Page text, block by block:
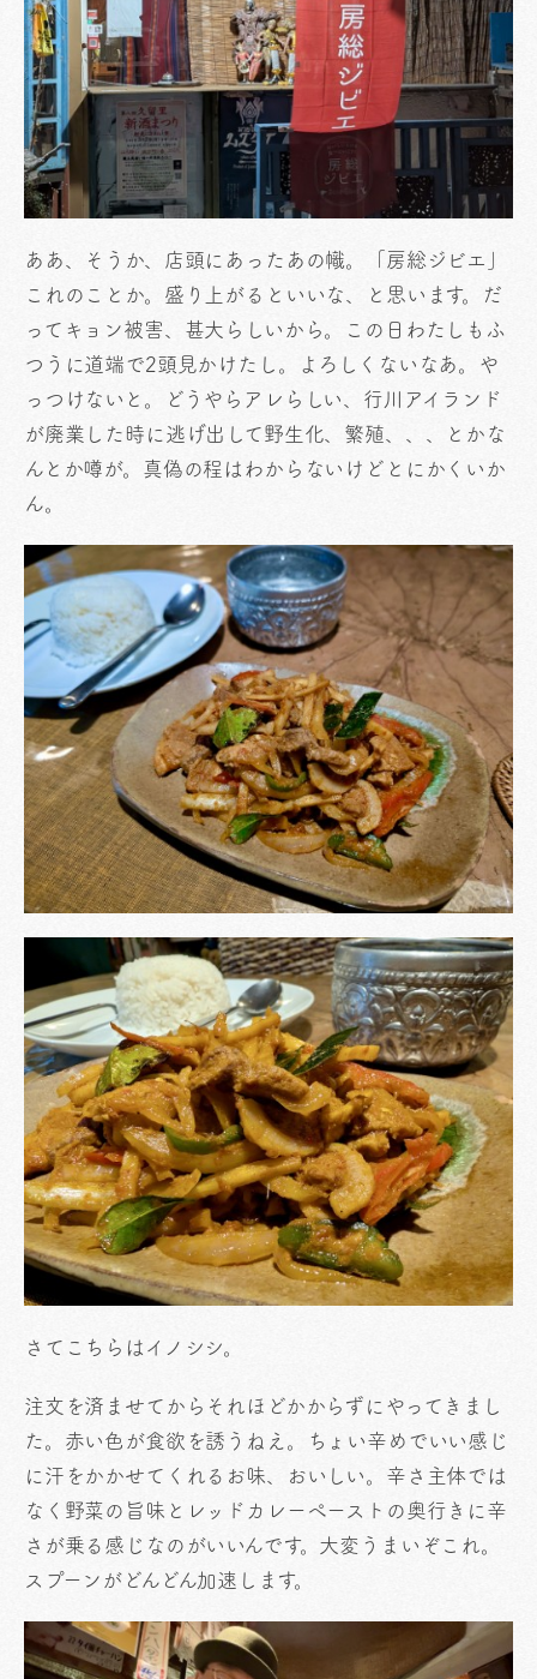
ああ、そうか、店頭にあったあの幟。「房総ジビエ」
これのことか。盛り上がるといいな、と思います。だ
ってキョン被害、甚大らしいから。この日わたしもふ
つうに道端で2頭見かけたし。よろしくないなあ。や
っつけないと。どうやらアレらしい、行川アイランド
が廃業した時に逃げ出して野生化、繁殖、、、とかな
んとか噂が。真偽の程はわからないけどとにかくいか
ん。
さてこちらはイノシシ。
注文を済ませてからそれほどかからずにやってきまし
た。赤い色が食欲を誘うねえ。ちょい辛めでいい感じ
に汗をかかせてくれるお味、おいしい。辛さ主体では
なく野菜の旨味とレッドカレーペーストの奥行きに辛
さが乗る感じなのがいいんです。大変うまいぞこれ。
スプーンがどんどん加速します。